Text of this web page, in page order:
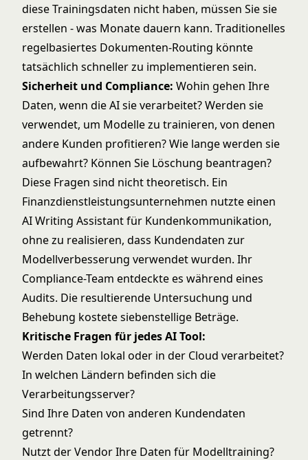
diese Trainingsdaten nicht haben, müssen Sie sie
erstellen - was Monate dauern kann. Traditionelles
regelbasiertes Dokumenten-Routing könnte
tatsächlich schneller zu implementieren sein.
Sicherheit und Compliance: Wohin gehen Ihre
Daten, wenn die AI sie verarbeitet? Werden sie
verwendet, um Modelle zu trainieren, von denen
andere Kunden profitieren? Wie lange werden sie
aufbewahrt? Können Sie Löschung beantragen?
Diese Fragen sind nicht theoretisch. Ein
Finanzdienstleistungsunternehmen nutzte einen
AI Writing Assistant für Kundenkommunikation,
ohne zu realisieren, dass Kundendaten zur
Modellverbesserung verwendet wurden. Ihr
Compliance-Team entdeckte es während eines
Audits. Die resultierende Untersuchung und
Behebung kostete siebenstellige Beträge.
Kritische Fragen für jedes AI Tool:
Werden Daten lokal oder in der Cloud verarbeitet?
In welchen Ländern befinden sich die
Verarbeitungsserver?
Sind Ihre Daten von anderen Kundendaten
getrennt?
Nutzt der Vendor Ihre Daten für Modelltraining?